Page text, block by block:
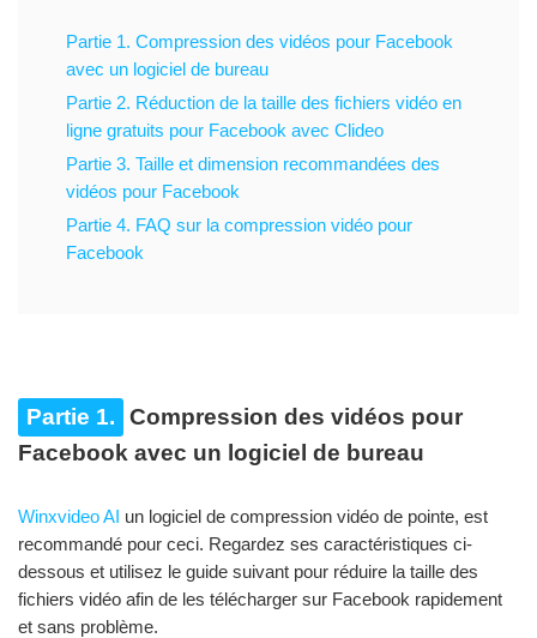
Partie 1. Compression des vidéos pour Facebook
avec un logiciel de bureau
Partie 2. Réduction de la taille des fichiers vidéo en
ligne gratuits pour Facebook avec Clideo
Partie 3. Taille et dimension recommandées des
vidéos pour Facebook
Partie 4. FAQ sur la compression vidéo pour
Facebook
Partie 1.
Compression des vidéos pour
Facebook avec un logiciel de bureau
Winxvideo AI un logiciel de compression vidéo de pointe, est
recommandé pour ceci. Regardez ses caractéristiques ci-
dessous et utilisez le guide suivant pour réduire la taille des
fichiers vidéo afin de les télécharger sur Facebook rapidement
et sans problème.